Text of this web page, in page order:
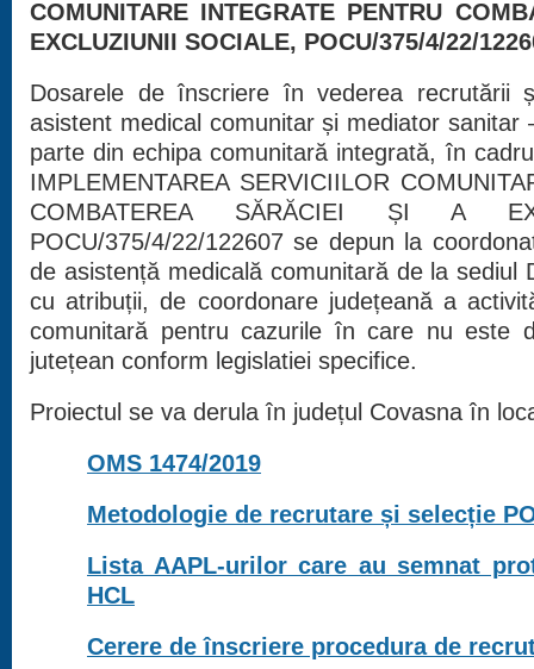
COMUNITARE INTEGRATE PENTRU
EXCLUZIUNII SOCIALE, POCU/375/4/22/
Dosarele de înscriere în vederea recrutării
asistent medical comunitar și mediator
parte din echipa comunitară integrată, în
IMPLEMENTAREA SERVICIILOR
COMBATEREA SĂRĂCIEI ȘI A
POCU/375/4/22/122607 se depun la
de asistență medicală comunitară de la sediul
cu atribuții, de coordonare județeană a
comunitară pentru cazurile în care nu este
jutețean conform legislatiei specifice.
Proiectul se va derula în județul Covasna în
OMS 1474/2019
Metodologie de recrutare și selecție
Lista AAPL-urilor care au semnat
HCL
Cerere de înscriere procedura de